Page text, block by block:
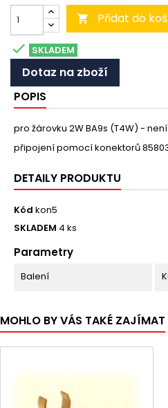
 Přidat do
 SKLADEM
Dotaz na zboží
POPIS
pro žárovku 2W BA9s (T4W) -
připojení pomocí konektorů
DETAILY PRODUKTU
Kód kon5
SKLADEM 4 ks
Parametry
Balení
MOHLO BY VÁS TAKÉ ZAJÍMAT